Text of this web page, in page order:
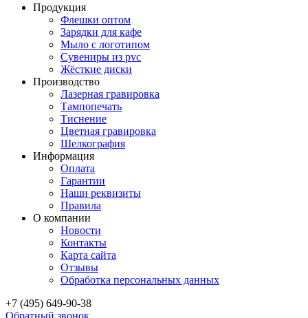
Продукция
Флешки оптом
Зарядки для кафе
Мыло с логотипом
Сувениры из pvc
Жёсткие диски
Производство
Лазерная гравировка
Тампопечать
Тиснение
Цветная гравировка
Шелкография
Информация
Оплата
Гарантии
Наши реквизиты
Правила
О компании
Новости
Контакты
Карта сайта
Отзывы
Обработка персональных данных
+7 (495) 649-90-38
Обратный звонок